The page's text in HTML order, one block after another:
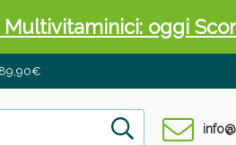
Multivitaminici: oggi